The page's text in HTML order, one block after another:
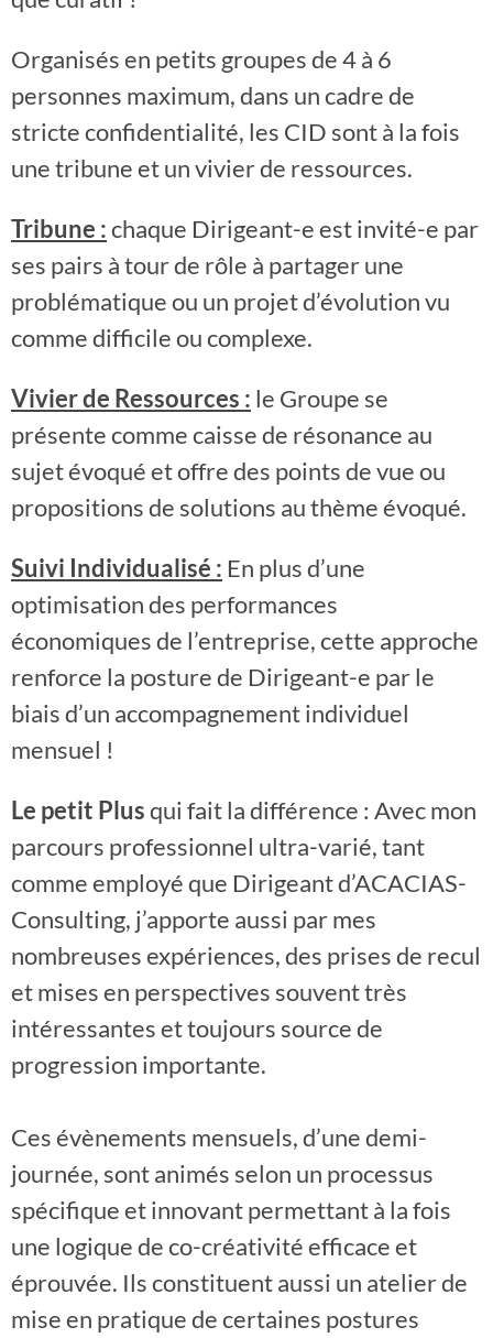
Organisés en petits groupes de 4 à 6
personnes maximum, dans un cadre de
stricte confidentialité, les CID sont à la fois
une tribune et un vivier de ressources.
Tribune :chaque Dirigeant-e est invité-e par
ses pairs à tour de rôle à partager une
problématique ou un projet d’évolution vu
comme difficile ou complexe.
Vivier de Ressources : le Groupe se
présente comme caisse de résonance au
sujet évoqué et offre des points de vue ou
propositions de solutions au thème évoqué.
Suivi Individualisé : En plus d’une
optimisation des performances
économiques de l’entreprise, cette approche
renforce la posture de Dirigeant-e par le
biais d’un accompagnement individuel
mensuel !
Le petit Plusqui fait la différence : Avec mon
parcours professionnel ultra-varié, tant
comme employé que Dirigeant d’ACACIAS-
Consulting, j’apporte aussi par mes
nombreuses expériences, des prises de recul
et mises en perspectives souvent très
intéressantes et toujours source de
progression importante.
Ces évènements mensuels, d’une demi-
journée, sont animés selon un processus
spécifique et innovant permettant à la fois
une logique de co-créativité efficace et
éprouvée. Ils constituent aussi un atelier de
mise en pratique de certaines postures